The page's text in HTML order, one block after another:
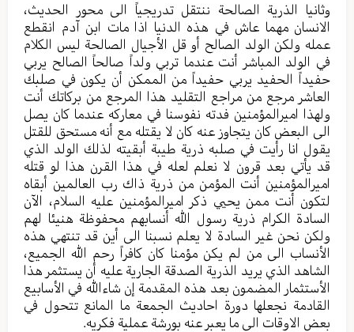
وثانيا الذرية الصالحة ننتقل تدريجياً الى محور الحديث،
الانسان مهما عاش في هذه الدنيا اذا مات ابن آدم انقطع
عمله ولكن الولد الصالح أو قل الأجيال الصالحة ليس الكلام
في الولد المباشر أنت عندما تربي ولداً صالحاً الصالح يربي
حفيداً الحفيد يربي حفيداً من الممكن أن يكون في صلبك
العاشر مرجع من مراجع التقليد هذا المرجع من بركاتك أنت
ولهذا اميرالمؤمنين فدته نفوسنا في معاركه عندما كان يصل
الى البعض كان يتجاوز عنه كان لا يقتله مع أنه مستحق للقتل
يقول انا رأيت في صلبه ذرية طيبة أبقيته لذلك الولد الذي
قد يأتي بعد قرون لا نعلم لعله في هذا القرن هذا لو قتله
اميرالمؤمنين أنت المؤمن من ذرية ذاك رب العالمين أبقاه
لتكون أنت ممن يحيي ذكر اميرالمؤمنين عليه السلام، الآن
السادة الكرام ذرية رسول الله أنسابهم محفوظة هنيئا لهم
ولكن نحن غير السادة لا يعلم نسبنا الى أين قد تنتهي هذه
الأنساب الى من لم يكن مؤمنا كان كافراً رحم الله الجميع،
الشاهد الذي يريد الذرية الصدقة الجارية عليه أن يستثمر هذا
الأستثمار المضمون بعد هذه المقدمة إن شاءالله في الأسابيع
القادمة نجعلها دورة احاديث الجمعة ما المانع تتحول في
بعض الاوقات الى ما يعبر عنه بورشة عملية فكريه.